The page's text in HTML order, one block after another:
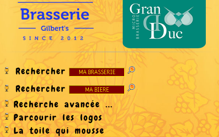
Rechercher
Rechercher
Recherche avancée ...
Parcourir les logos
La toile qui mousse